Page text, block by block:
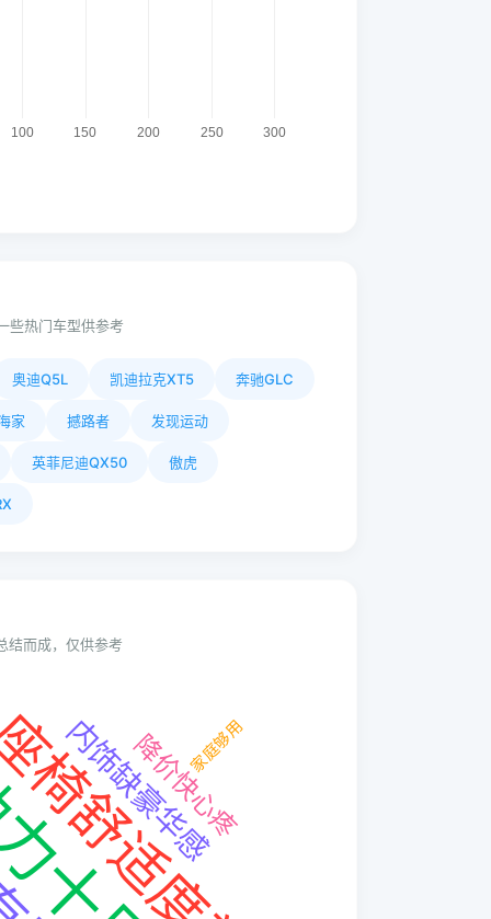
些热门车型供参考
奥迪Q5L 凯迪拉克XT5 奔驰GLC
家 撼路者 发现运动
英菲尼迪QX50 傲虎
结而成，仅供参考